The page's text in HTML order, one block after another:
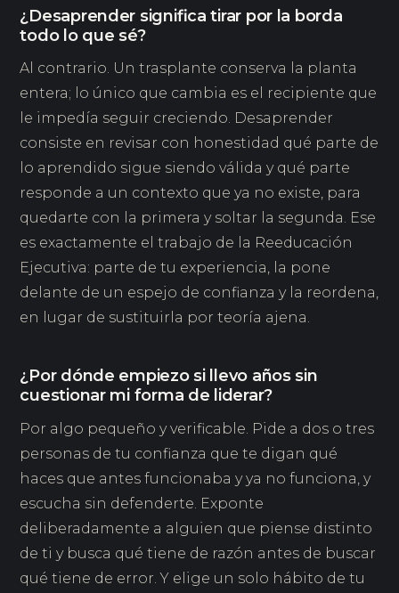
¿Desaprender significa tirar por la borda
todo lo que sé?
Al contrario. Un trasplante conserva la planta
entera; lo único que cambia es el recipiente que
le impedía seguir creciendo. Desaprender
consiste en revisar con honestidad qué parte de
lo aprendido sigue siendo válida y qué parte
responde a un contexto que ya no existe, para
quedarte con la primera y soltar la segunda. Ese
es exactamente el trabajo de la Reeducación
Ejecutiva: parte de tu experiencia, la pone
delante de un espejo de confianza y la reordena,
en lugar de sustituirla por teoría ajena.
¿Por dónde empiezo si llevo años sin
cuestionar mi forma de liderar?
Por algo pequeño y verificable. Pide a dos o tres
personas de tu confianza que te digan qué
haces que antes funcionaba y ya no funciona, y
escucha sin defenderte. Exponte
deliberadamente a alguien que piense distinto
de ti y busca qué tiene de razón antes de buscar
qué tiene de error. Y elige un solo hábito de tu